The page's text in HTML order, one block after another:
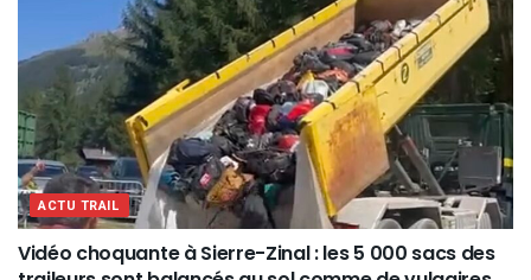
ACTU TRAIL
Vidéo choquante à Sierre-Zinal : les 5 000 sacs des